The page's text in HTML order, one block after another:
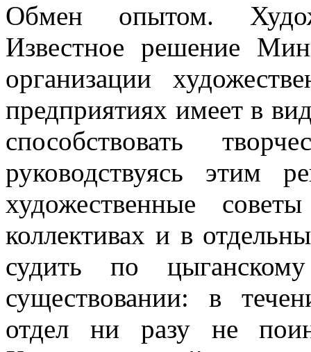
Обмен опытом.
Известное решение
организации
предприятиях имеет в
спо­собствовать
руководствуясь этим
художествен­ные
коллективах и в
судить по
существовании: в
отдел ни разу не